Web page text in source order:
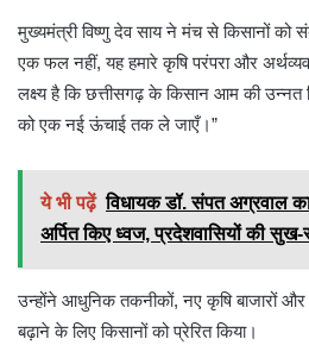
मुख्यमंत्री विष्णु देव साय ने मंच से किसानों को
एक फल नहीं, यह हमारे कृषि परंपरा और
लक्ष्य है कि छत्तीसगढ़ के किसान आम की उन्नत
को एक नई ऊंचाई तक ले जाएँ।”
ये भी पढ़ें विधायक डॉ. संपत अग्रवाल
अर्पित किए ध्वज, प्रदेशवासियों की सुख-
उन्होंने आधुनिक तकनीकों, नए कृषि बाजारों और
बढ़ाने के लिए किसानों को प्रेरित किया।